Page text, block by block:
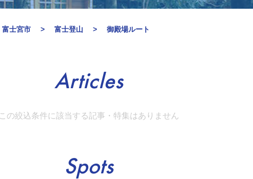
富士宮市 富士登山 御殿場ルート
Articles
この絞込条件に該当する記事・特集はありません
Spots